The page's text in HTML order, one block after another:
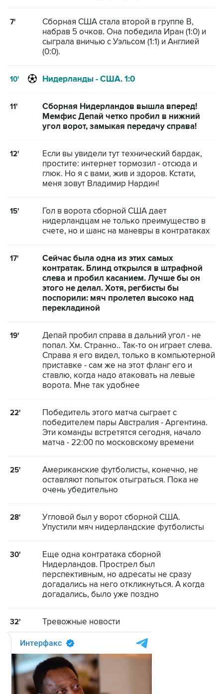
7'
Сборная США стала второй в группе В,
набрав 5 очков. Она победила Иран (1:0) и
сыграла вничью с Уэльсом (1:1) и Англией
(0:0).
10' Нидерланды - США. 1:0
11'
Сборная Нидерландов вышла вперед!
Мемфис Депай четко пробил в нижний
угол ворот, замыкая передачу справа!
12'
Если вы увидели тут технический бардак,
простите: интернет тормозил - отсюда и
глюк. Но я с вами, жив и здоров. Кстати,
меня зовут Владимир Нардин!
15'
Гол в ворота сборной США дает
нидерландцам не только преимущество в
счете, но и шанс на маневры в контратаках
17'
Сейчас была одна из этих самых
контратак. Блинд открылся в штрафной
слева и пробил касанием. Лучше бы он
этого не делал. Хотя, регбисты бы
поспорили: мяч пролетел высоко над
перекладиной
19'
Депай пробил справа в дальний угол - не
попал. Хм. Странно.. Так-то он играет слева.
Справа я его видел, только в компьютерной
приставке - сам же на этот фланг его и
ставлю, когда надо атаковать на левые
ворота. Мне так удобнее
22'
Победитель этого матча сыграет с
победителем пары Австралия - Аргентина.
Эти команды встретятся сегодня, начало
матча - 22:00 по московскому времени
25'
Американские футболисты, конечно, не
оставляют попыток отыграться. Пока не
очень убедительно
28'
Угловой был у ворот сборной США.
Упустили мяч нидерландские футболисты
30'
Еще одна контратака сборной
Нидерландов. Прострел был
перспективным, но адресаты не сразу
догадались на него откликнуться. А когда
догадались, было уже поздно
32' Тревожные новости